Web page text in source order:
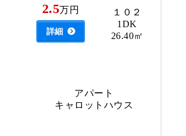
2.5万円
詳細
１０２
1DK
26.40㎡
アパート
キャロットハウス